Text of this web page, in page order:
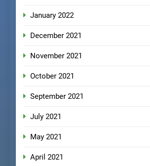
January 2022
December 2021
November 2021
October 2021
September 2021
July 2021
May 2021
April 2021